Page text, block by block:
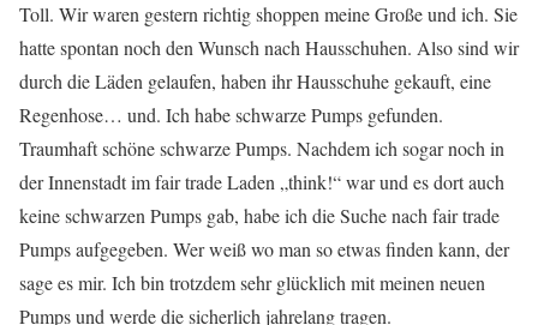
Toll. Wir waren gestern richtig shoppen meine Große und ich. Sie
hatte spontan noch den Wunsch nach Hausschuhen. Also sind wir
durch die Läden gelaufen, haben ihr Hausschuhe gekauft, eine
Regenhose… und. Ich habe schwarze Pumps gefunden.
Traumhaft schöne schwarze Pumps. Nachdem ich sogar noch in
der Innenstadt im fair trade Laden „think!“ war und es dort auch
keine schwarzen Pumps gab, habe ich die Suche nach fair trade
Pumps aufgegeben. Wer weiß wo man so etwas finden kann, der
sage es mir. Ich bin trotzdem sehr glücklich mit meinen neuen
Pumps und werde die sicherlich jahrelang tragen.